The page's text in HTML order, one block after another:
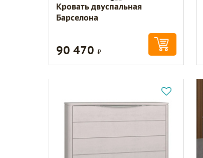
Кровать двуспальная
Барселона
90 470Р